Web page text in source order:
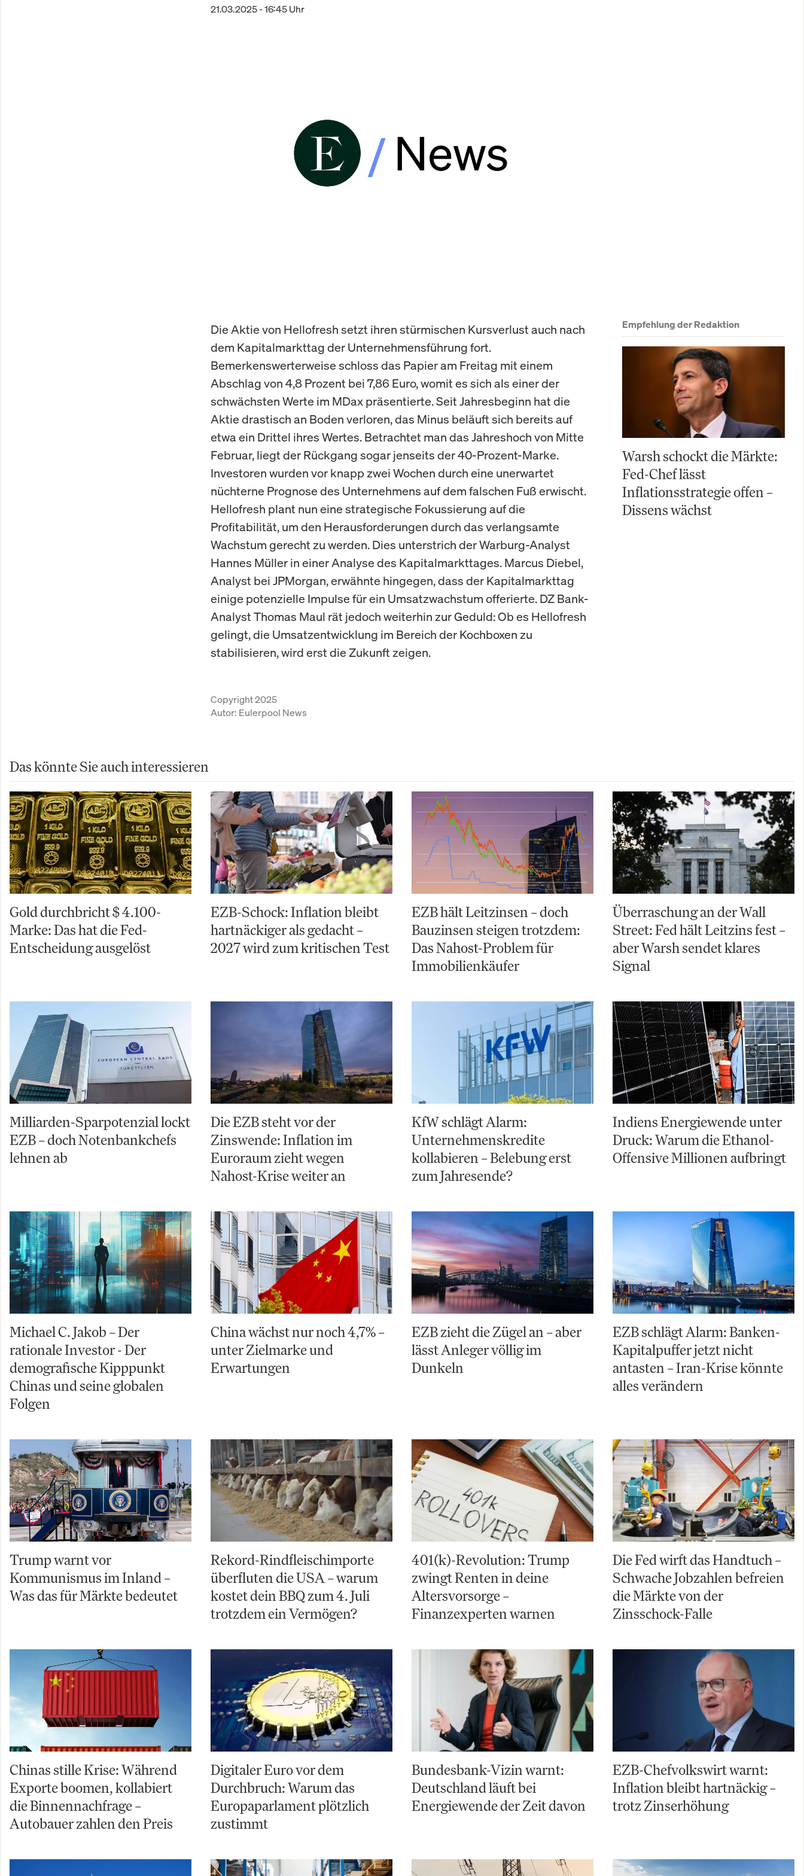
21.03.2025 - 16:45 Uhr
Die Aktie von Hellofresh setzt ihren stürmischen Kursverlust auch nach
dem Kapitalmarkttag der Unternehmensführung fort.
Bemerkenswerterweise schloss das Papier am Freitag mit einem
Abschlag von 4,8 Prozent bei 7,86 Euro, womit es sich als einer der
schwächsten Werte im MDax präsentierte. Seit Jahresbeginn hat die
Aktie drastisch an Boden verloren, das Minus beläuft sich bereits auf
etwa ein Drittel ihres Wertes. Betrachtet man das Jahreshoch von Mitte
Februar, liegt der Rückgang sogar jenseits der 40-Prozent-Marke.
Investoren wurden vor knapp zwei Wochen durch eine unerwartet
nüchterne Prognose des Unternehmens auf dem falschen Fuß erwischt.
Hellofresh plant nun eine strategische Fokussierung auf die
Profitabilität, um den Herausforderungen durch das verlangsamte
Wachstum gerecht zu werden. Dies unterstrich der Warburg-Analyst
Hannes Müller in einer Analyse des Kapitalmarkttages. Marcus Diebel,
Analyst bei JPMorgan, erwähnte hingegen, dass der Kapitalmarkttag
einige potenzielle Impulse für ein Umsatzwachstum offerierte. DZ Bank-
Analyst Thomas Maul rät jedoch weiterhin zur Geduld: Ob es Hellofresh
gelingt, die Umsatzentwicklung im Bereich der Kochboxen zu
stabilisieren, wird erst die Zukunft zeigen.
Copyright 2025
Autor: Eulerpool News
Empfehlung der Redaktion
Warsh schockt die Märkte:
Fed-Chef lässt
Inflationsstrategie offen –
Dissens wächst
Das könnte Sie auch interessieren
Gold durchbricht $ 4.100-
Marke: Das hat die Fed-
Entscheidung ausgelöst
EZB-Schock: Inflation bleibt
hartnäckiger als gedacht –
2027 wird zum kritischen Test
EZB hält Leitzinsen – doch
Bauzinsen steigen trotzdem:
Das Nahost-Problem für
Immobilienkäufer
Überraschung an der Wall
Street: Fed hält Leitzins fest –
aber Warsh sendet klares
Signal
Milliarden-Sparpotenzial lockt
EZB – doch Notenbankchefs
lehnen ab
Die EZB steht vor der
Zinswende: Inflation im
Euroraum zieht wegen
Nahost-Krise weiter an
KfW schlägt Alarm:
Unternehmenskredite
kollabieren – Belebung erst
zum Jahresende?
Indiens Energiewende unter
Druck: Warum die Ethanol-
Offensive Millionen aufbringt
Michael C. Jakob – Der
rationale Investor - Der
demografische Kipppunkt
Chinas und seine globalen
Folgen
China wächst nur noch 4,7% –
unter Zielmarke und
Erwartungen
EZB zieht die Zügel an – aber
lässt Anleger völlig im
Dunkeln
EZB schlägt Alarm: Banken-
Kapitalpuffer jetzt nicht
antasten – Iran-Krise könnte
alles verändern
Trump warnt vor
Kommunismus im Inland –
Was das für Märkte bedeutet
Rekord-Rindfleischimporte
überfluten die USA – warum
kostet dein BBQ zum 4. Juli
trotzdem ein Vermögen?
401(k)-Revolution: Trump
zwingt Renten in deine
Altersvorsorge –
Finanzexperten warnen
Die Fed wirft das Handtuch –
Schwache Jobzahlen befreien
die Märkte von der
Zinsschock-Falle
Chinas stille Krise: Während
Exporte boomen, kollabiert
die Binnennachfrage –
Autobauer zahlen den Preis
Digitaler Euro vor dem
Durchbruch: Warum das
Europaparlament plötzlich
zustimmt
Bundesbank-Vizin warnt:
Deutschland läuft bei
Energiewende der Zeit davon
EZB-Chefvolkswirt warnt:
Inflation bleibt hartnäckig –
trotz Zinserhöhung